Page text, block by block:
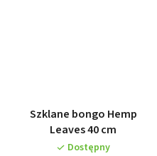
Szklane bongo Hemp
Leaves 40 cm
Dostępny